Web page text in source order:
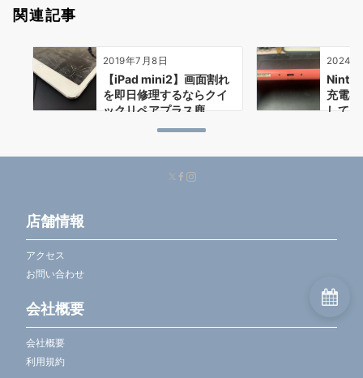
関連記事
2019年7月8日
【iPad mini2】画面割れ
を即日修理するならクイ
ックリペアプラス鹿…
2024年
充電
して
店舗情報
アクセス
お問い合わせ
会社概要
会社概要
利用規約